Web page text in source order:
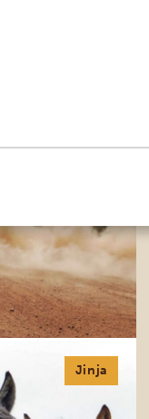
Jinja